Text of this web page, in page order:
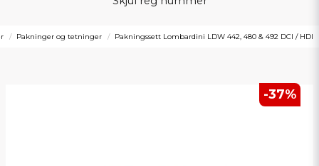
Pakninger og tetninger Pakningssett Lombardini LDW 442, 480 & 492 DCI / HDI
-37%